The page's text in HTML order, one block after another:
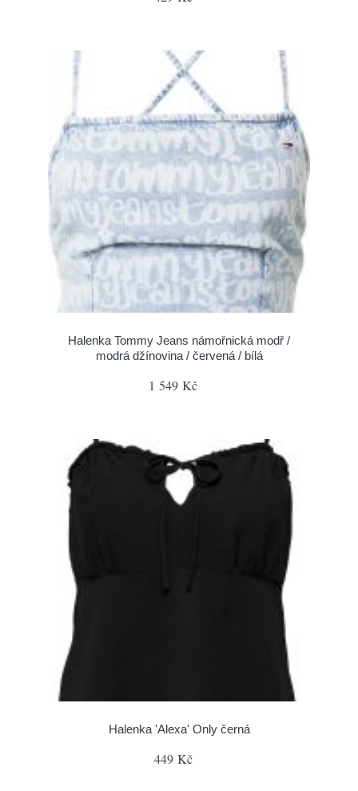
Halenka Tommy Jeans námořnická modř /
modrá džínovina / červená / bílá
1 549 Kč
Halenka 'Alexa' Only černá
449 Kč